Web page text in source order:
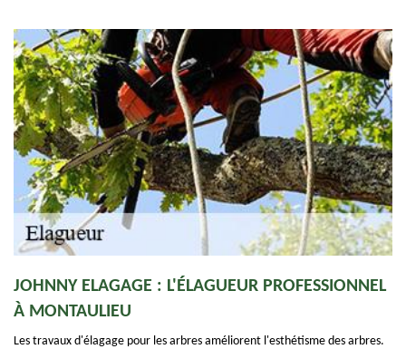
JOHNNY ELAGAGE : L'ÉLAGUEUR PROFESSIONNEL
À MONTAULIEU
Les travaux d'élagage pour les arbres améliorent l'esthétisme des arbres.